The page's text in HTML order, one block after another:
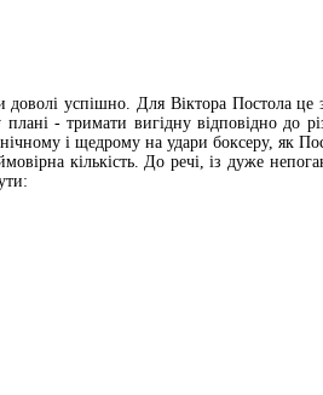
доволі успішно. Для Віктора Постола
- тримати вигідну відповідно до
і щедрому на удари боксеру, як
кількість. До речі, із дуже